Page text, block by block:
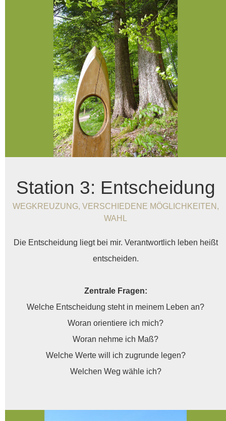
Station 3: Entscheidung
WEGKREUZUNG, VERSCHIEDENE MÖGLICHKEITEN,
WAHL
Die Entscheidung liegt bei mir. Verantwortlich leben heißt
entscheiden.
Zentrale Fragen:
Welche Entscheidung steht in meinem Leben an?
Woran orientiere ich mich?
Woran nehme ich Maß?
Welche Werte will ich zugrunde legen?
Welchen Weg wähle ich?